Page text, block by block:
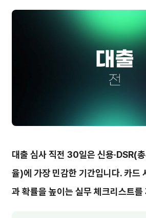
대출 심사 직전 30일은 신용·DSR(
율)에 가장 민감한 기간입니다. 카드
과 확률을 높이는 실무 체크리스트를